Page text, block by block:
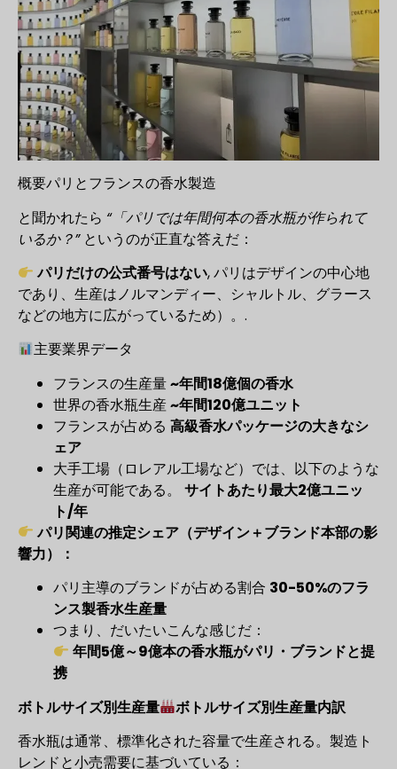
概要パリとフランスの香水製造
と聞かれたら “「パリでは年間何本の香水瓶が作られて
いるか？”というのが正直な答えだ：
パリだけの公式番号はない, パリはデザインの中心地
であり、生産はノルマンディー、シャルトル、グラース
などの地方に広がっているため）。.
主要業界データ
フランスの生産量~年間18億個の香水
世界の香水瓶生産~年間120億ユニット
フランスが占める 高級香水パッケージの大きなシ
ェア
大手工場（ロレアル工場など）では、以下のような
生産が可能である。 サイトあたり最大2億ユニッ
ト/年
パリ関連の推定シェア（デザイン＋ブランド本部の影
響力）：
パリ主導のブランドが占める割合 30-50%のフラ
ンス製香水生産量
つまり、だいたいこんな感じだ：
年間5億～9億本の香水瓶がパリ・ブランドと提
携
ボトルサイズ別生産量
ボトルサイズ別生産量内訳
香水瓶は通常、標準化された容量で生産される。製造ト
レンドと小売需要に基づいている：